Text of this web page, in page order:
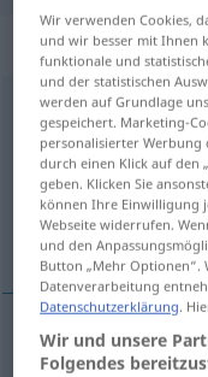
Bauchspeicheldrüsef
Übersicht aller
(Für mehr Details die
pankreas bezi
pankreas(bezi)
Wir verwenden Cookies,
und wir besser mit Ihnen
funktionale und
und der statistischen
werden auf Grundlage
gespeichert. Marketing-
personalisierter Werbung
durch einen Klick auf den
geben. Klicken Sie
können Ihre Einwilligung
Webseite widerrufen.
und den
Button „Mehr Optionen“.
Datenverarbeitung
Datenschutzerklärung.
Wir und unsere
Folgendes